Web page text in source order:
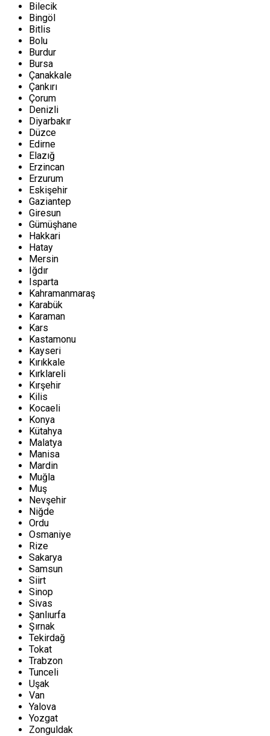
Bilecik
Bingöl
Bitlis
Bolu
Burdur
Bursa
Çanakkale
Çankırı
Çorum
Denizli
Diyarbakır
Düzce
Edirne
Elazığ
Erzincan
Erzurum
Eskişehir
Gaziantep
Giresun
Gümüşhane
Hakkari
Hatay
Mersin
Iğdır
Isparta
Kahramanmaraş
Karabük
Karaman
Kars
Kastamonu
Kayseri
Kırıkkale
Kırklareli
Kırşehir
Kilis
Kocaeli
Konya
Kütahya
Malatya
Manisa
Mardin
Muğla
Muş
Nevşehir
Niğde
Ordu
Osmaniye
Rize
Sakarya
Samsun
Siirt
Sinop
Sivas
Şanlıurfa
Şırnak
Tekirdağ
Tokat
Trabzon
Tunceli
Uşak
Van
Yalova
Yozgat
Zonguldak